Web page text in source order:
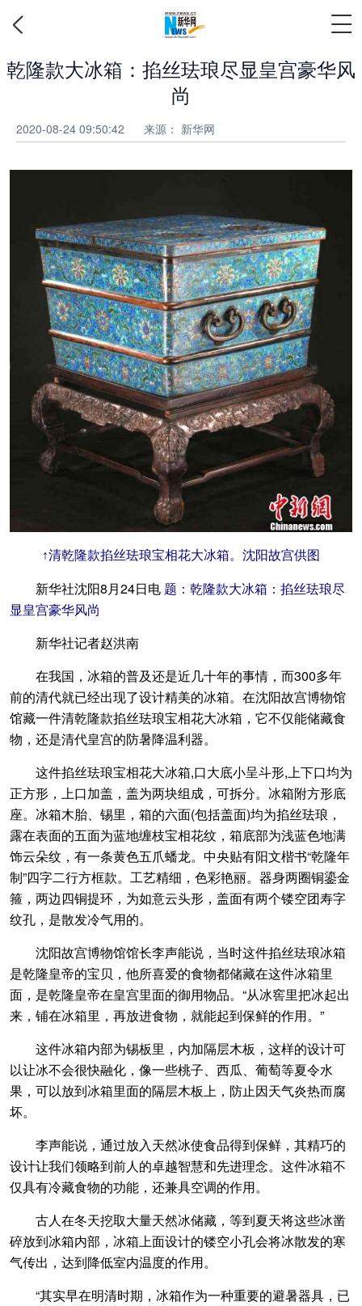
乾隆款大冰箱：掐丝珐琅尽显皇宫豪华风
尚
2020-08-24 09:50:42 来源： 新华网
↑清乾隆款掐丝珐琅宝相花大冰箱。沈阳故宫供图
新华社沈阳8月24日电题：乾隆款大冰箱：掐丝珐琅尽
显皇宫豪华风尚
新华社记者赵洪南
在我国，冰箱的普及还是近几十年的事情，而300多年
前的清代就已经出现了设计精美的冰箱。在沈阳故宫博物馆
馆藏一件清乾隆款掐丝珐琅宝相花大冰箱，它不仅能储藏食
物，还是清代皇宫的防暑降温利器。
这件掐丝珐琅宝相花大冰箱,口大底小呈斗形,上下口均为
正方形，上口加盖，盖为两块组成，可拆分。冰箱附方形底
座。冰箱木胎、锡里，箱的六面(包括盖面)均为掐丝珐琅，
露在表面的五面为蓝地缠枝宝相花纹，箱底部为浅蓝色地满
饰云朵纹，有一条黄色五爪蟠龙。中央贴有阳文楷书“乾隆年
制”四字二行方框款。工艺精细，色彩艳丽。器身两圈铜鎏金
箍，两边四铜提环，为如意云头形，盖面有两个镂空团寿字
纹孔，是散发冷气用的。
沈阳故宫博物馆馆长李声能说，当时这件掐丝珐琅冰箱
是乾隆皇帝的宝贝，他所喜爱的食物都储藏在这件冰箱里
面，是乾隆皇帝在皇宫里面的御用物品。“从冰窖里把冰起出
来，铺在冰箱里，再放进食物，就能起到保鲜的作用。”
这件冰箱内部为锡板里，内加隔层木板，这样的设计可
以让冰不会很快融化，像一些桃子、西瓜、葡萄等夏令水
果，可以放到冰箱里面的隔层木板上，防止因天气炎热而腐
坏。
李声能说，通过放入天然冰使食品得到保鲜，其精巧的
设计让我们领略到前人的卓越智慧和先进理念。这件冰箱不
仅具有冷藏食物的功能，还兼具空调的作用。
古人在冬天挖取大量天然冰储藏，等到夏天将这些冰凿
碎放到冰箱内部，冰箱上面设计的镂空小孔会将冰散发的寒
气传出，达到降低室内温度的作用。
“其实早在明清时期，冰箱作为一种重要的避暑器具，已